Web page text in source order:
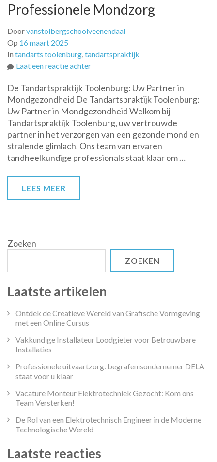
Professionele Mondzorg
Doorvanstolbergschoolveenendaal
Op 16 maart 2025
In tandarts toolenburg,tandartspraktijk
Laat een reactie achterop
Tandarts
in
Toolenburg
voor
Professionele
Mondzorg
De Tandartspraktijk Toolenburg: Uw Partner in
Mondgezondheid De Tandartspraktijk Toolenburg:
Uw Partner in Mondgezondheid Welkom bij
Tandartspraktijk Toolenburg, uw vertrouwde
partner in het verzorgen van een gezonde mond en
stralende glimlach. Ons team van ervaren
tandheelkundige professionals staat klaar om …
LEES MEER
Zoeken
ZOEKEN
Laatste artikelen
Ontdek de Creatieve Wereld van Grafische Vormgeving
met een Online Cursus
Vakkundige Installateur Loodgieter voor Betrouwbare
Installaties
Professionele uitvaartzorg: begrafenisondernemer DELA
staat voor u klaar
Vacature Monteur Elektrotechniek Gezocht: Kom ons
Team Versterken!
De Rol van een Elektrotechnisch Engineer in de Moderne
Technologische Wereld
Laatste reacties